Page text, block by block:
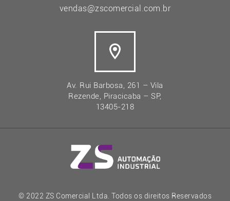
vendas@zscomercial.com.br
Av. Rui Barbosa, 261 – Vila
Rezende, Piracicaba – SP,
13405-218
© 2022 ZS Comercial Ltda. Todos os direitos Reservados